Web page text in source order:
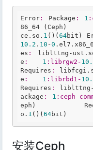
Error : Package : 1
86_64 ( Ceph
ce.so. 1 ()( 64bit)
10.2 . 10 -0
es : liblttng-
e : 1 :librgw2-
Requires :
e : 1 :librbd1-
Requires :
ackage : 1 :ceph-
eph )
o. 1 ()( 64bit)
安装Ceph